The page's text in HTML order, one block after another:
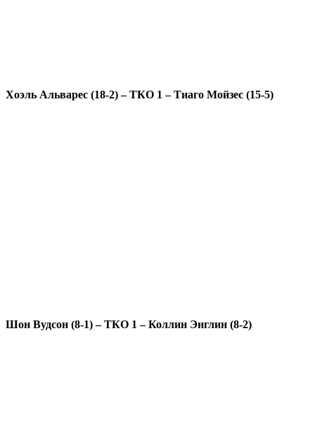
Хоэль Альварес (18-2) – ТКО 1 – Тиаго Мойзес (15-5)
Шон Вудсон (8-1) – ТКО 1 – Коллин Энглин (8-2)